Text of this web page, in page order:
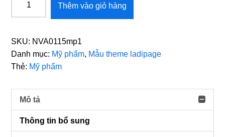
page
Sản
phẩm
lượng
Thêm vào giỏ hàng
SKU: NVA0115mp1
Danh mục: Mỹ phẩm, Mẫu theme ladipage
Thẻ: Mỹ phẩm
Mô tả
Thông tin bổ sung